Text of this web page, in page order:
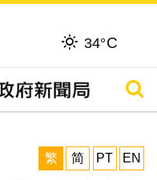
34°C
搜尋
繁
简 PT EN